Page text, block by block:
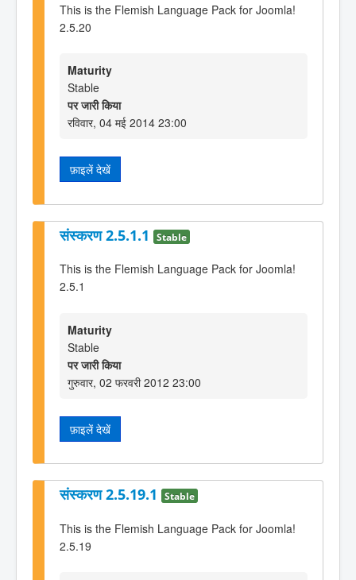
This is the Flemish Language Pack for Joomla!
2.5.20
Maturity
Stable
पर जारी किया
रविवार, 04 मई 2014 23:00
फ़ाइलें देखें
संस्करण 2.5.1.1 Stable
This is the Flemish Language Pack for Joomla!
2.5.1
Maturity
Stable
पर जारी किया
गुरुवार, 02 फरवरी 2012 23:00
फ़ाइलें देखें
संस्करण 2.5.19.1 Stable
This is the Flemish Language Pack for Joomla!
2.5.19